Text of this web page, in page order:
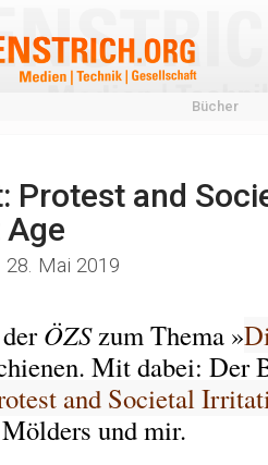
Bücher
Protest and
Mai 2019
ÖZSzum Thema »
Mit dabei: Der
and Societal
und mir.